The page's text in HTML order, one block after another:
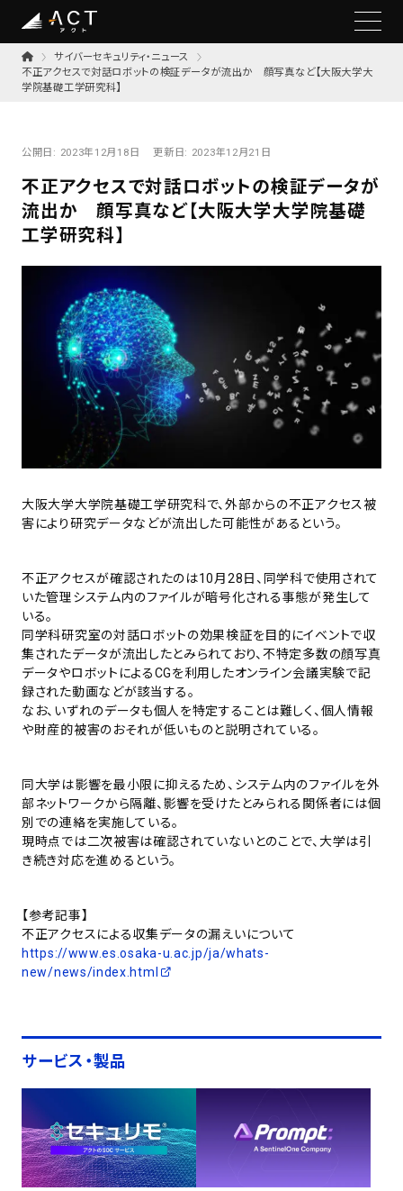
サイバーセキュリティ・ニュース
不正アクセスで対話ロボットの検証データが流出か 顔写真など【大阪大学大
学院基礎工学研究科】
公開日: 2023年12月18日 更新日: 2023年12月21日
不正アクセスで対話ロボットの検証データが
流出か 顔写真など【大阪大学大学院基礎
工学研究科】
大阪大学大学院基礎工学研究科で、外部からの不正アクセス被
害により研究データなどが流出した可能性があるという。
不正アクセスが確認されたのは10月28日、同学科で使用されて
いた管理システム内のファイルが暗号化される事態が発生して
いる。
同学科研究室の対話ロボットの効果検証を目的にイベントで収
集されたデータが流出したとみられており、不特定多数の顔写真
データやロボットによるCGを利用したオンライン会議実験で記
録された動画などが該当する。
なお、いずれのデータも個人を特定することは難しく、個人情報
や財産的被害のおそれが低いものと説明されている。
同大学は影響を最小限に抑えるため、システム内のファイルを外
部ネットワークから隔離、影響を受けたとみられる関係者には個
別での連絡を実施している。
現時点では二次被害は確認されていないとのことで、大学は引
き続き対応を進めるという。
【参考記事】
不正アクセスによる収集データの漏えいについて
https://www.es.osaka-u.ac.jp/ja/whats-
new/news/index.html
サービス・製品